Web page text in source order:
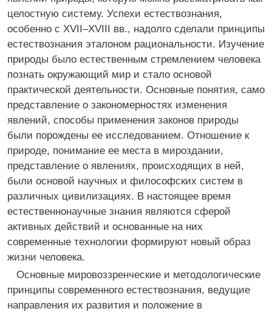
целостную систему. Успехи естествознания,
особенно с XVII–XVIII вв., надолго сделали принципы
естествознания эталоном рациональности. Изучение
природы было естественным стремлением человека
познать окружающий мир и стало основой
практической деятельности. Основные понятия, само
представление о закономерностях изменения
явлений, способы применения законов природы
были порождены ее исследованием. Отношение к
природе, понимание ее места в мироздании,
представление о явлениях, происходящих в ней,
были основой научных и философских систем в
различных цивилизациях. В настоящее время
естественнонаучные знания являются сферой
активных действий и основанные на них
современные технологии формируют новый образ
жизни человека.
Основные мировоззренческие и методологические
принципы современного естествознания, ведущие
направления их развития и положение в